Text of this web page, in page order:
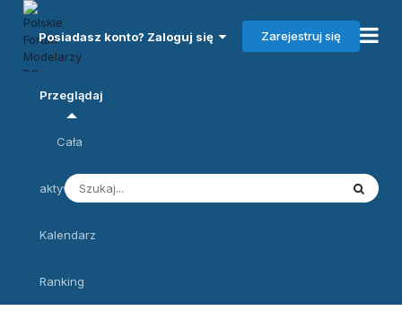
Posiadasz konto? Zaloguj się Zarejestruj się
Przeglądaj
Cała
aktywność
Kalendarz
Ranking